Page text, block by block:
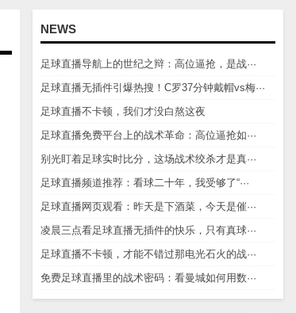
NEWS
足球直播导航上的世纪之辩：高位逼抢，是战···
足球直播无插件引爆热搜！C罗37分钟戴帽vs梅···
足球直播不卡顿，我们才没白熬这夜
足球直播免费平台上的战术革命：高位逼抢如···
别光盯着足球实时比分，这场战术绞杀才是真···
足球直播频道推荐：看球二十年，我受够了“···
足球直播网页观看：昨天是下酒菜，今天是催···
凌晨三点看足球直播无插件的快乐，只有真球···
足球直播不卡顿，才能不错过那电光石火的战···
免费足球直播里的战术密码：看曼城如何用数···